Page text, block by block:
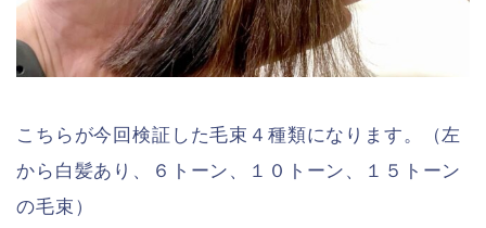
こちらが今回検証した毛束４種類になります。（左
から白髪あり、６トーン、１０トーン、１５トーン
の毛束）